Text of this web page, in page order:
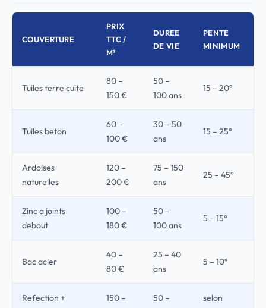
COUVERTURE
PRIX
TTC /
M²
DUREE
DE VIE
PENTE
MINIMUM
Tuiles terre cuite
80 –
150 €
50 –
100 ans
15 – 20°
Tuiles beton
60 –
100 €
30 – 50
ans
15 – 25°
Ardoises
naturelles
120 –
200 €
75 – 150
ans
25 – 45°
Zinc a joints
debout
100 –
180 €
50 –
100 ans
5 – 15°
Bac acier
40 –
80 €
25 – 40
ans
5 – 10°
Refection +
150 –
50 –
selon